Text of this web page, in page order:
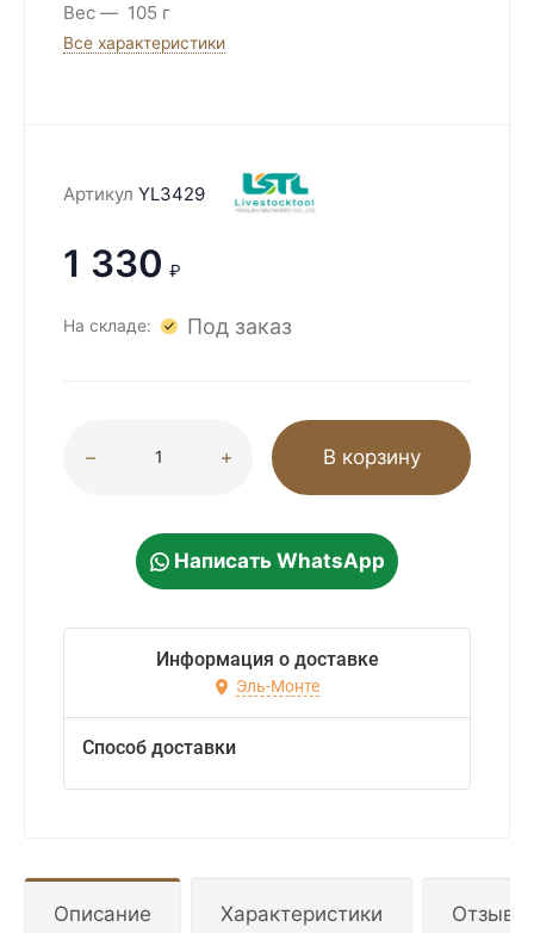
Вес
105 г
Все характеристики
Артикул YL3429
1 330 ₽
На складе: Под заказ
В корзину
Написать WhatsApp
Информация о доставке
Эль-Монте
Способ доставки
Описание Характеристики